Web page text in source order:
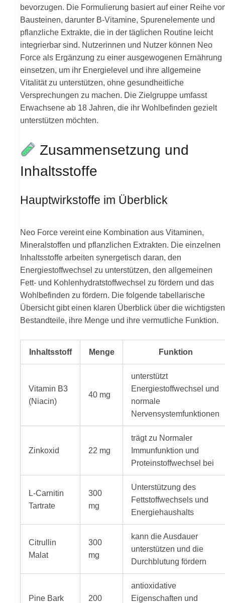
bevorzugen. Die Formulierung basiert auf einer Reihe
Bausteinen, darunter B-Vitamine, Spurenelemente und
pflanzliche Extrakte, die in der täglichen Routine leicht
integrierbar sind. Nutzerinnen und Nutzer können Neo
Force als Ergänzung zu einer ausgewogenen Ernährung
einsetzen, um ihr Energielevel und ihre allgemeine
Vitalität zu unterstützen, ohne gesundheitliche
Versprechungen zu machen. Die Zielgruppe umfasst
Erwachsene ab 18 Jahren, die ihr Wohlbefinden gezielt
unterstützen möchten.
Zusammensetzung und
Inhaltsstoffe
Hauptwirkstoffe im Überblick
Neo Force vereint eine Kombination aus Vitaminen,
Mineralstoffen und pflanzlichen Extrakten. Die einzelnen
Inhaltsstoffe arbeiten synergetisch daran, den
Energiestoffwechsel zu unterstützen, den allgemeinen
Fett- und Kohlenhydratstoffwechsel zu fördern und das
Wohlbefinden zu fördern. Die folgende tabellarische
Übersicht gibt einen klaren Überblick über die wichtigsten
Bestandteile, ihre Menge und ihre vermutliche Funktion.
Inhaltsstoff Menge Funktion
Vitamin B3
(Niacin)
40 mg
unterstützt
Energiestoffwechsel und
normale
Nervensystemfunktionen
Zinkoxid 22 mg
trägt zu Normaler
Immunfunktion und
Proteinstoffwechsel bei
L-Carnitin
Tartrate
300
mg
Unterstützung des
Fettstoffwechsels und
Energiehaushalts
Citrullin
Malat
300
mg
kann die Ausdauer
unterstützen und die
Durchblutung fördern
Pine Bark
200
antioxidative
Eigenschaften und